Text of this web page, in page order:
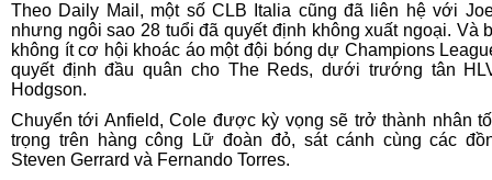
Theo Daily Mail, một số CLB Italia cũng đã liên hệ với
nhưng ngôi sao 28 tuổi đã quyết định không xuất ngoại. Và
không ít cơ hội khoác áo một đội bóng dự Champions
quyết định đầu quân cho The Reds, dưới trướng tân
Hodgson.
Chuyển tới Anfield, Cole được kỳ vọng sẽ trở thành nhân
trọng trên hàng công Lữ đoàn đỏ, sát cánh cùng các
Steven Gerrard và Fernando Torres.